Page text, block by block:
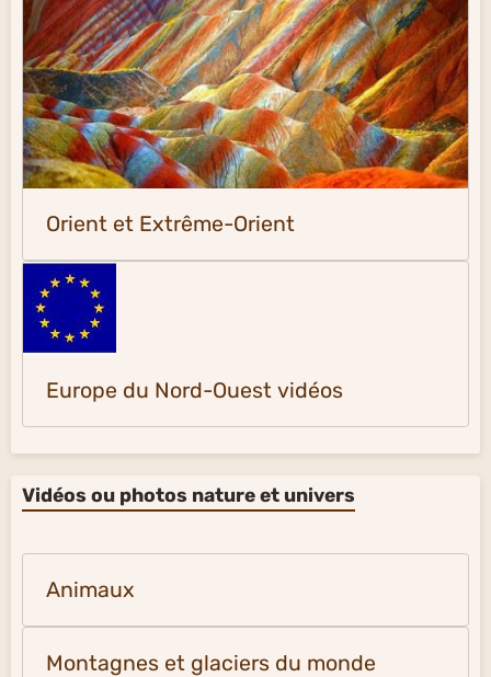
Orient et Extrême-Orient
Europe du Nord-Ouest vidéos
Vidéos ou photos nature et univers
Animaux
Montagnes et glaciers du monde